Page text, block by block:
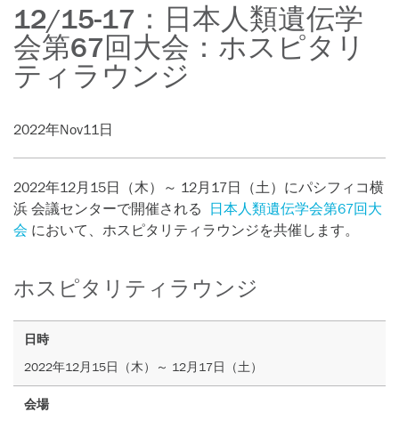
12/15-17：日本人類遺伝学
会第67回大会：ホスピタリ
ティラウンジ
2022年Nov11日
2022年12月15日（木）～ 12月17日（土）にパシフィコ横
浜 会議センターで開催される 日本人類遺伝学会第67回大
会 において、 ホスピタリティラウンジを共催します。
ホスピタリティラウンジ
日時
2022年12月 15日（木）～ 12月 17日（土）
会場